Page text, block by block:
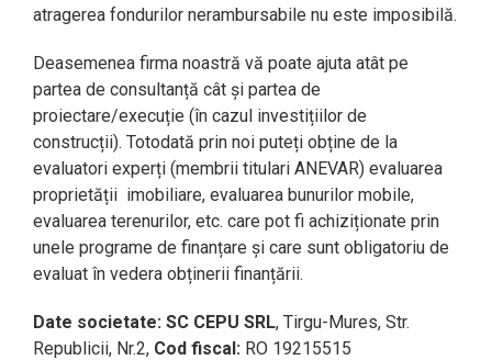
atragerea fondurilor nerambursabile nu este imposibilă.
Deasemenea firma noastră vă poate ajuta atât pe
partea de consultanță cât și partea de
proiectare/execuție (în cazul investițiilor de
construcții). Totodată prin noi puteți obține de la
evaluatori experți (membrii titulari ANEVAR) evaluarea
proprietății imobiliare, evaluarea bunurilor mobile,
evaluarea terenurilor, etc. care pot fi achiziționate prin
unele programe de finanțare și care sunt obligatoriu de
evaluat în vedera obținerii finanțării.
Date societate: SC CEPU SRL, Tirgu-Mures, Str.
Republicii, Nr.2, Cod fiscal: RO 19215515